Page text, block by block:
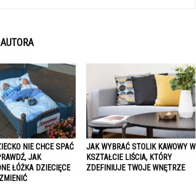
NIE CHCE SPAĆ
JAK
ŁÓŻKA DZIECIĘCE
JAK WYBRAĆ STOLIK KAWOWY W
KSZTAŁCIE LIŚCIA, KTÓRY
ZDEFINIUJE TWOJE WNĘTRZE